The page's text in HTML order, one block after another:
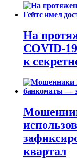
На
COVID-
к
квартал